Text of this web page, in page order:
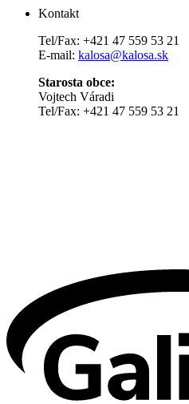
Kontakt
Tel/Fax: +421 47 559 53 21
E-mail: kalosa@kalosa.sk
Starosta obce:
Vojtech Váradi
Tel/Fax: +421 47 559 53 21